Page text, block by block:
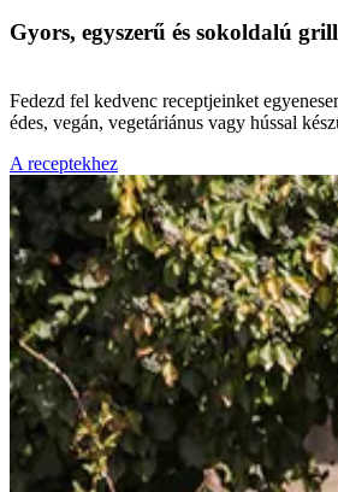
Gyors, egyszerű és sokoldalú
Fedezd fel kedvenc receptjeinket
édes, vegán, vegetáriánus vagy hússal
A receptekhez